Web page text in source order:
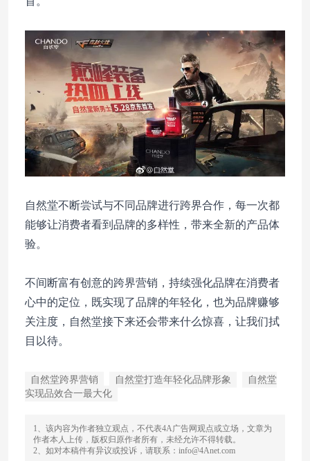
自然堂不断尝试与不同品牌进行跨界合作，每一次都
能够让消费者看到品牌的多样性，带来全新的产品体
验。
不间断富有创意的跨界营销，持续强化品牌在消费者
心中的定位，既实现了品牌的年轻化，也为品牌赚够
关注度，自然堂接下来还会带来什么惊喜，让我们拭
目以待。
自然堂跨界营销 自然堂打造年轻化品牌形象
自然堂
实现品效合一最大化
1、该内容为作者独立观点，不代表4A广告网观点或立场，文章为
作者本人上传，版权归原作者所有，未经允许不得转载。
2、如对本稿件有异议或投诉，请联系：info@4Anet.com